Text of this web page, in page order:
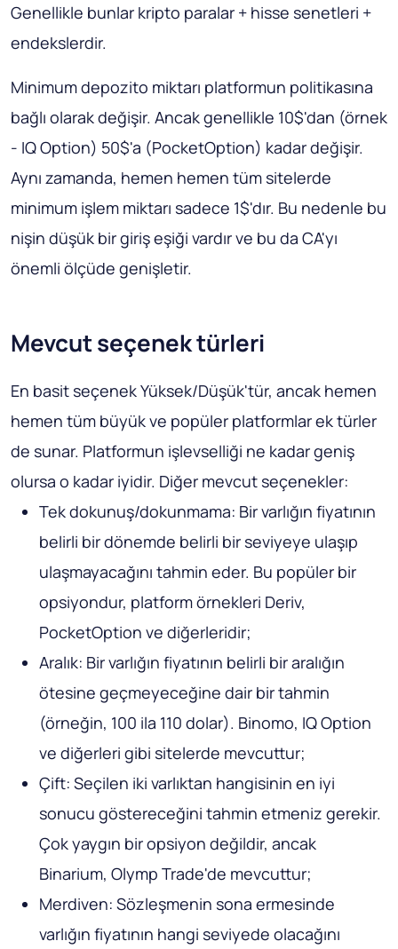
Genellikle bunlar kripto paralar + hisse senetleri +
endekslerdir.
Minimum depozito miktarı platformun politikasına
bağlı olarak değişir. Ancak genellikle 10$'dan (örnek
- IQ Option) 50$'a (PocketOption) kadar değişir.
Aynı zamanda, hemen hemen tüm sitelerde
minimum işlem miktarı sadece 1$'dır. Bu nedenle bu
nişin düşük bir giriş eşiği vardır ve bu da CA'yı
önemli ölçüde genişletir.
Mevcut seçenek türleri
En basit seçenek Yüksek/Düşük'tür, ancak hemen
hemen tüm büyük ve popüler platformlar ek türler
de sunar. Platformun işlevselliği ne kadar geniş
olursa o kadar iyidir. Diğer mevcut seçenekler:
Tek dokunuş/dokunmama: Bir varlığın fiyatının
belirli bir dönemde belirli bir seviyeye ulaşıp
ulaşmayacağını tahmin eder. Bu popüler bir
opsiyondur, platform örnekleri Deriv,
PocketOption ve diğerleridir;
Aralık: Bir varlığın fiyatının belirli bir aralığın
ötesine geçmeyeceğine dair bir tahmin
(örneğin, 100 ila 110 dolar). Binomo, IQ Option
ve diğerleri gibi sitelerde mevcuttur;
Çift: Seçilen iki varlıktan hangisinin en iyi
sonucu göstereceğini tahmin etmeniz gerekir.
Çok yaygın bir opsiyon değildir, ancak
Binarium, Olymp Trade'de mevcuttur;
Merdiven: Sözleşmenin sona ermesinde
varlığın fiyatının hangi seviyede olacağını